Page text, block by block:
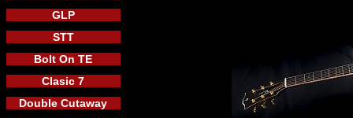
GLP
STT
Bolt On TE
Clasic 7
Double Cutaway